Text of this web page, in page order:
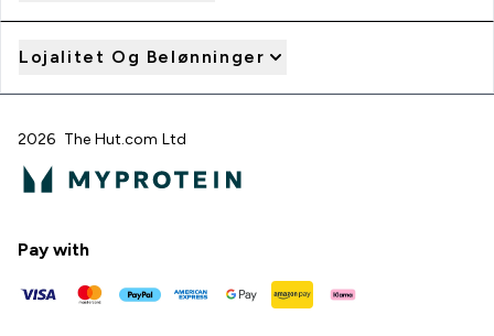
Lojalitet Og Belønninger
2026 The Hut.com Ltd
Pay with